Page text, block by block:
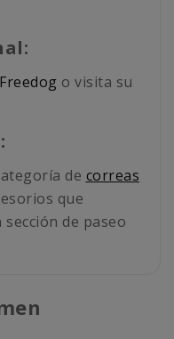
Freedog o visita su
de correas
que
de paseo